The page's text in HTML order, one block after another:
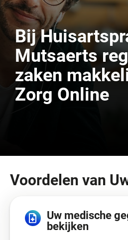
Bij
Mutsaerts
zaken
Zorg Online
Voordelen van
Uw medische
bekijken